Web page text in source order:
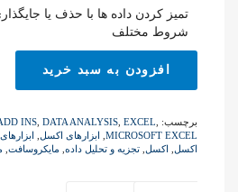
تمیز کردن داده ها با حذف یا
شروط مختلف
افزودن به سبد خرید
برچسب: INS DATA ANALYSIS EXCEL
MICROSOFT EXCEL ابزارهای اکسل
اکسل
اکسل تجزیه و تحلیل داده مایکروسافت